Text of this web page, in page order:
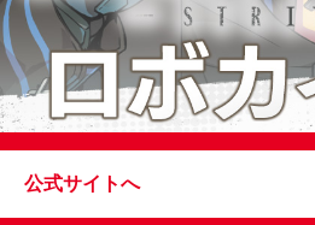
公式サイトへ